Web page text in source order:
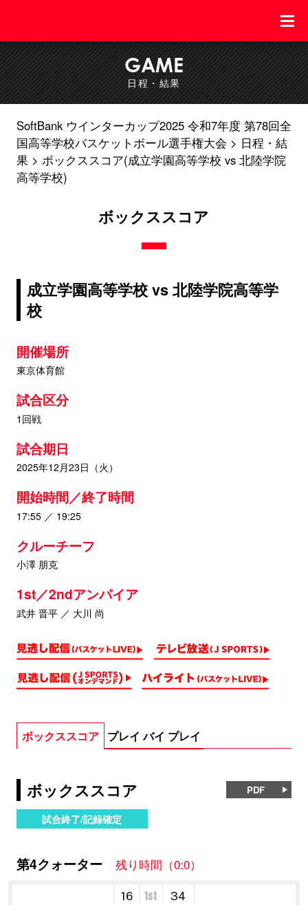
GAME
日程・結果
SoftBank ウインターカップ2025 令和7年度 第78回全
国高等学校バスケットボール選手権大会
日程・結
果
ボックススコア(成立学園高等学校 vs 北陸学院
高等学校)
ボックススコア
成立学園高等学校 vs 北陸学院高等学
校
開催場所
東京体育館
試合区分
1回戦
試合期日
2025年12月23日（火）
開始時間／終了時間
17:55 ／ 19:25
クルーチーフ
小澤 朋克
1st／2ndアンパイア
武井 晋平 ／ 大川 尚
ボックススコア プレイ バイ プレイ
ボックススコア PDF
試合終了/記録確定
第4クォーター 残り時間（0:0）
16 1st
34